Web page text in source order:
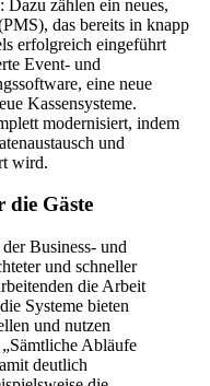
zählen ein neues,
das bereits in knapp
erfolgreich eingeführt
Event- und
eine neue
Kassensysteme.
modernisiert, indem
und
wird.
die Gäste
Business- und
und schneller
die Arbeit
Systeme bieten
und nutzen
Abläufe
deutlich